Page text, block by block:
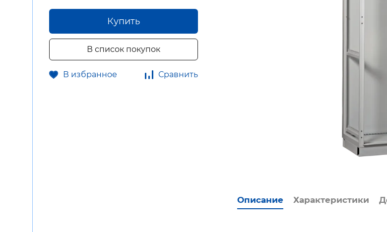
Купить
В список покупок
В избранное Сравнить
Описание Характеристики